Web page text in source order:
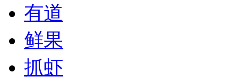
有道
鲜果
抓虾